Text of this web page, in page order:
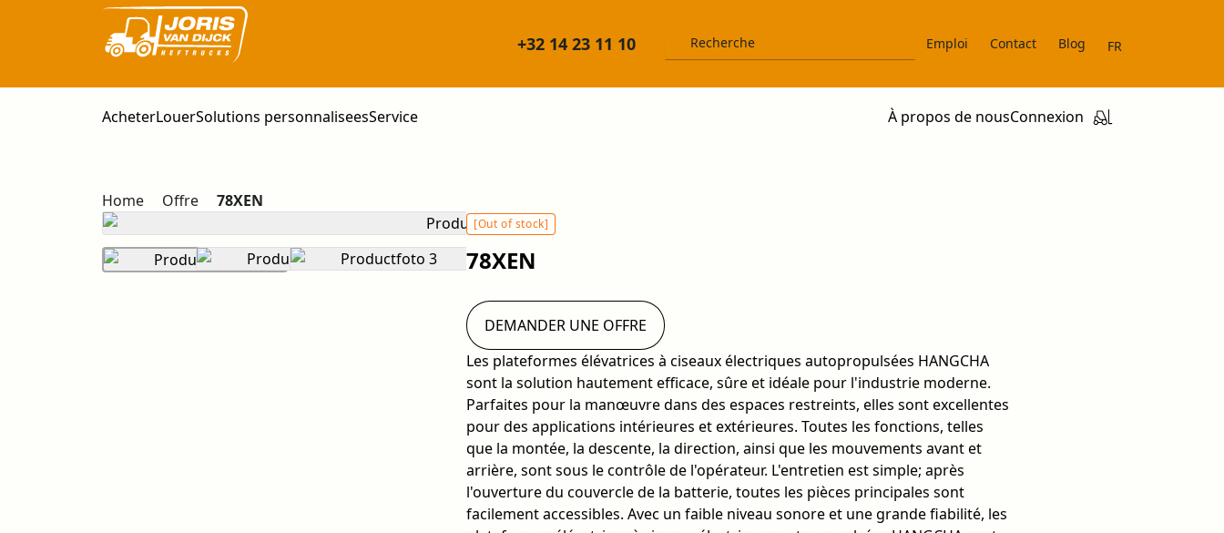
+32 14 23 11 10 Emploi Contact Blog FR
AcheterLouerSolutions personnaliseesService À propos de nousConnexion
Home Offre 78XEN
[Out of stock]
78XEN
Les plateformes élévatrices à ciseaux électriques autopropulsées HANGCHA
sont la solution hautement efficace, sûre et idéale pour l'industrie moderne.
Parfaites pour la manœuvre dans des espaces restreints, elles sont excellentes
pour des applications intérieures et extérieures. Toutes les fonctions, telles
que la montée, la descente, la direction, ainsi que les mouvements avant et
arrière, sont sous le contrôle de l'opérateur. L'entretien est simple; après
l'ouverture du couvercle de la batterie, toutes les pièces principales sont
facilement accessibles. Avec un faible niveau sonore et une grande fiabilité, les
DEMANDER UNE OFFRE